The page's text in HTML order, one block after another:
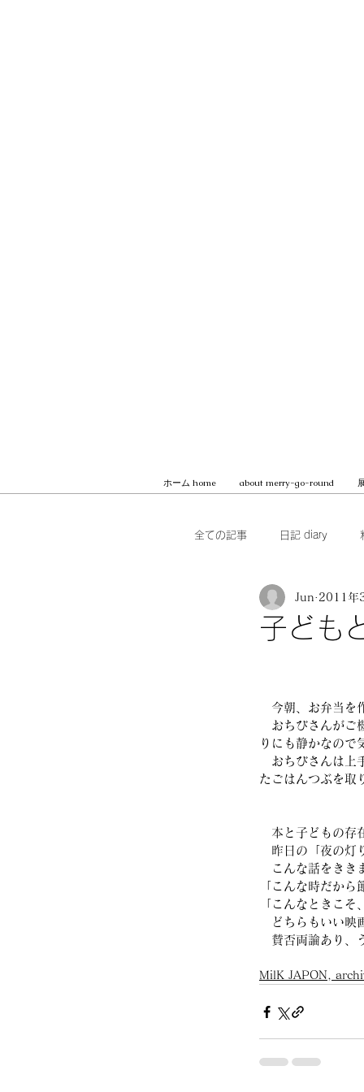
ホーム home about merry-go-round
全ての記事 日記 diary
本 books ブッククラ
子ども
Jun 2011年
今朝、お弁当を
おちびさんがご
りにも静かなの
おちびさんは上
たごはんつぶを取
本と子どもの存
昨日の「夜の灯
こんな話をきき
「こんな時だか
「こんなときこ
どちらもいい映
賛否両論あり、
MilK JAPON,